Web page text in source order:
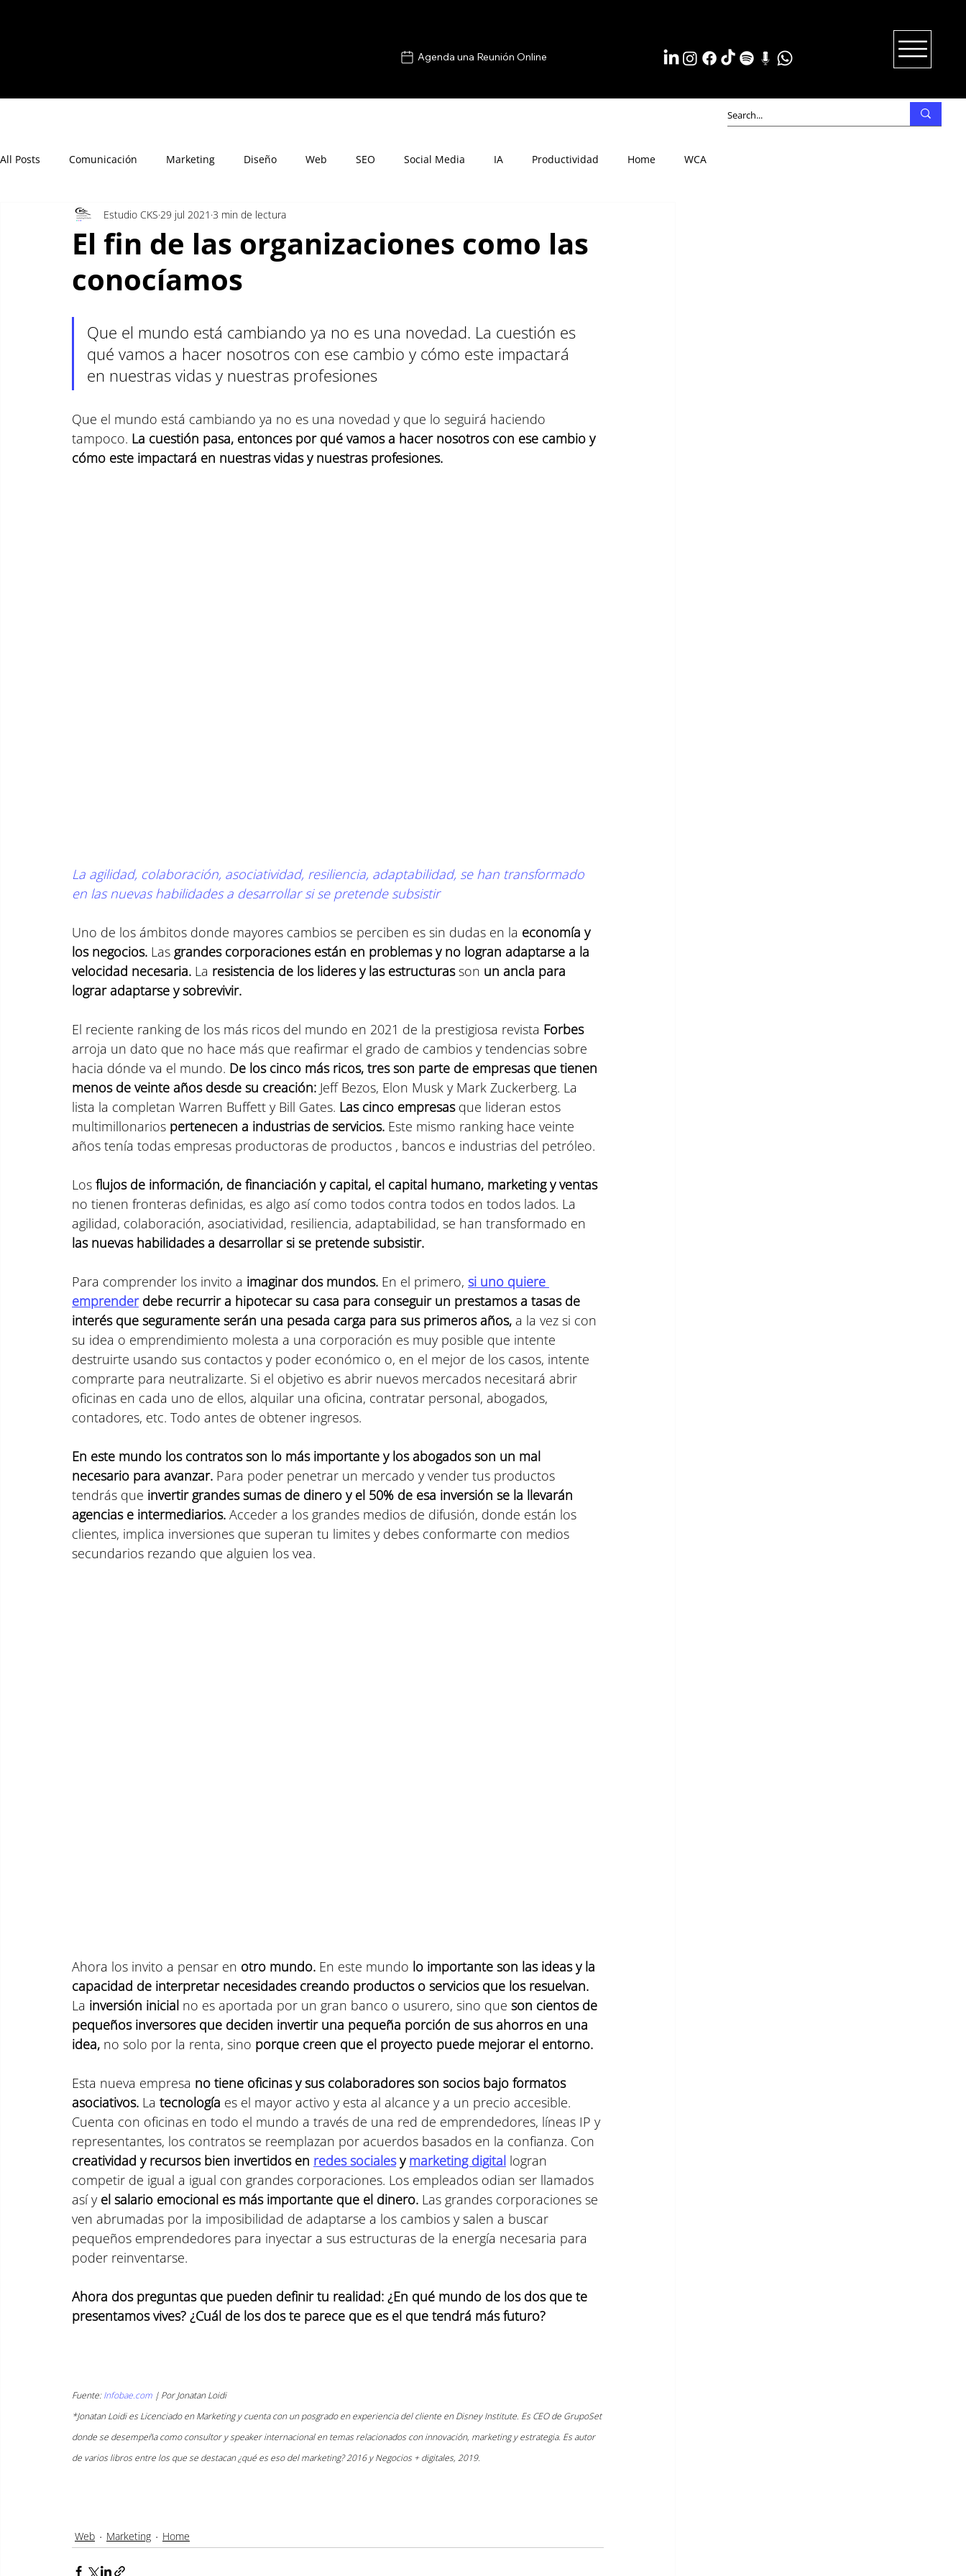
Agenda una Reunión Online
All Posts Comunicación Marketing Diseño Web SEO Social Media IA Productividad Home WCA
El fin de las organizaciones como las
conocíamos
Estudio CKS 29 jul 2021 3 min de lectura
Que el mundo está cambiando ya no es una novedad. La cuestión es
qué vamos a hacer nosotros con ese cambio y cómo este impactará
en nuestras vidas y nuestras profesiones
Que el mundo está cambiando ya no es una novedad y que lo seguirá haciendo
tampoco. La cuestión pasa, entonces por qué vamos a hacer nosotros con ese cambio y
cómo este impactará en nuestras vidas y nuestras profesiones.
La agilidad, colaboración, asociatividad, resiliencia, adaptabilidad, se han transformado
en las nuevas habilidades a desarrollar si se pretende subsistir
Uno de los ámbitos donde mayores cambios se perciben es sin dudas en la economía y
los negocios. Las grandes corporaciones están en problemas y no logran adaptarse a la
velocidad necesaria. La resistencia de los lideres y las estructuras son un ancla para
lograr adaptarse y sobrevivir.
El reciente ranking de los más ricos del mundo en 2021 de la prestigiosa revista Forbes
arroja un dato que no hace más que reafirmar el grado de cambios y tendencias sobre
hacia dónde va el mundo. De los cinco más ricos, tres son parte de empresas que tienen
menos de veinte años desde su creación: Jeff Bezos, Elon Musk y Mark Zuckerberg. La
lista la completan Warren Buffett y Bill Gates. Las cinco empresas que lideran estos
multimillonarios pertenecen a industrias de servicios. Este mismo ranking hace veinte
años tenía todas empresas productoras de productos , bancos e industrias del petróleo.
Los flujos de información, de financiación y capital, el capital humano, marketing y ventas
no tienen fronteras definidas, es algo así como todos contra todos en todos lados. La
agilidad, colaboración, asociatividad, resiliencia, adaptabilidad, se han transformado en
las nuevas habilidades a desarrollar si se pretende subsistir.
Para comprender los invito a imaginar dos mundos. En el primero, si uno quiere
emprender debe recurrir a hipotecar su casa para conseguir un prestamos a tasas de
interés que seguramente serán una pesada carga para sus primeros años, a la vez si con
su idea o emprendimiento molesta a una corporación es muy posible que intente
destruirte usando sus contactos y poder económico o, en el mejor de los casos, intente
comprarte para neutralizarte. Si el objetivo es abrir nuevos mercados necesitará abrir
oficinas en cada uno de ellos, alquilar una oficina, contratar personal, abogados,
contadores, etc. Todo antes de obtener ingresos.
En este mundo los contratos son lo más importante y los abogados son un mal
necesario para avanzar. Para poder penetrar un mercado y vender tus productos
tendrás que invertir grandes sumas de dinero y el 50% de esa inversión se la llevarán
agencias e intermediarios. Acceder a los grandes medios de difusión, donde están los
clientes, implica inversiones que superan tu limites y debes conformarte con medios
secundarios rezando que alguien los vea.
Ahora los invito a pensar en otro mundo. En este mundo lo importante son las ideas y la
capacidad de interpretar necesidades creando productos o servicios que los resuelvan.
La inversión inicial no es aportada por un gran banco o usurero, sino que son cientos de
pequeños inversores que deciden invertir una pequeña porción de sus ahorros en una
idea, no solo por la renta, sino porque creen que el proyecto puede mejorar el entorno.
Esta nueva empresa no tiene oficinas y sus colaboradores son socios bajo formatos
asociativos. La tecnología es el mayor activo y esta al alcance y a un precio accesible.
Cuenta con oficinas en todo el mundo a través de una red de emprendedores, líneas IP y
representantes, los contratos se reemplazan por acuerdos basados en la confianza. Con
creatividad y recursos bien invertidos en redes sociales y marketing digital logran
competir de igual a igual con grandes corporaciones. Los empleados odian ser llamados
así y el salario emocional es más importante que el dinero. Las grandes corporaciones se
ven abrumadas por la imposibilidad de adaptarse a los cambios y salen a buscar
pequeños emprendedores para inyectar a sus estructuras de la energía necesaria para
poder reinventarse.
Ahora dos preguntas que pueden definir tu realidad: ¿En qué mundo de los dos que te
presentamos vives? ¿Cuál de los dos te parece que es el que tendrá más futuro?
Fuente: Infobae.com | Por Jonatan Loidi
*Jonatan Loidi es Licenciado en Marketing y cuenta con un posgrado en experiencia del cliente en Disney Institute. Es CEO de GrupoSet
donde se desempeña como consultor y speaker internacional en temas relacionados con innovación, marketing y estrategia. Es autor
de varios libros entre los que se destacan ¿qué es eso del marketing? 2016 y Negocios + digitales, 2019.
Web Marketing Home